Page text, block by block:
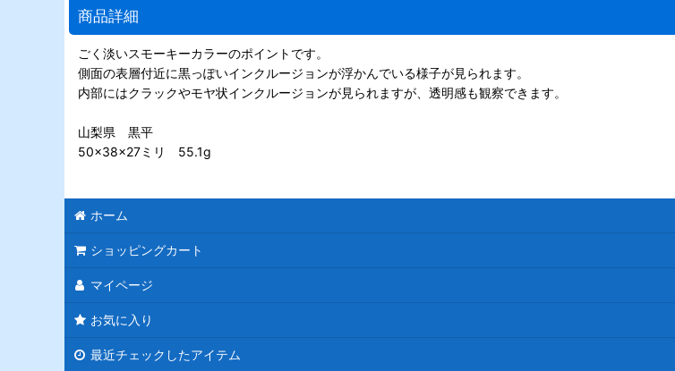
商品詳細
ごく淡いスモーキーカラーのポイントです。
側面の表層付近に黒っぽいインクルージョンが浮かんでいる様子が見られます。
内部にはクラックやモヤ状インクルージョンが見られますが、透明感も観察できます。
山梨県 黒平
50×38×27ミリ 55.1g
ホーム
ショッピングカート
マイページ
お気に入り
最近チェックしたアイテム